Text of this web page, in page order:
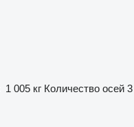
1 005 кг Количество осей 3